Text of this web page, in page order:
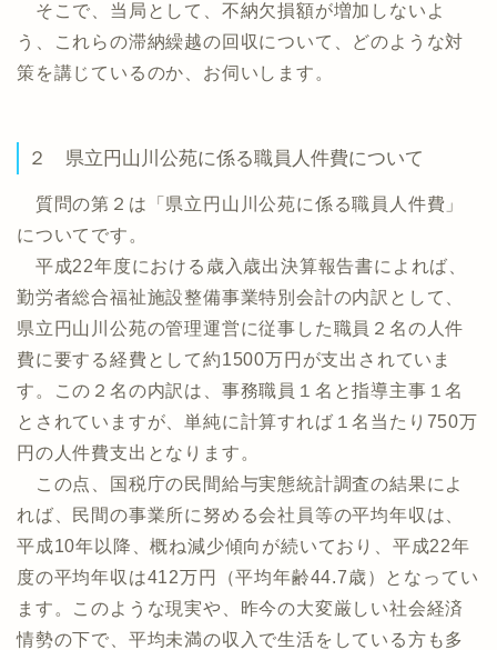
そこで、当局として、不納欠損額が増加しないよ
う、これらの滞納繰越の回収について、どのような対
策を講じているのか、お伺いします。
２ 県立円山川公苑に係る職員人件費について
質問の第２は「県立円山川公苑に係る職員人件費」
についてです。
平成22年度における歳入歳出決算報告書によれば、
勤労者総合福祉施設整備事業特別会計の内訳として、
県立円山川公苑の管理運営に従事した職員２名の人件
費に要する経費として約1500万円が支出されていま
す。この２名の内訳は、事務職員１名と指導主事１名
とされていますが、単純に計算すれば１名当たり750万
円の人件費支出となります。
この点、国税庁の民間給与実態統計調査の結果によ
れば、民間の事業所に努める会社員等の平均年収は、
平成10年以降、概ね減少傾向が続いており、平成22年
度の平均年収は412万円（平均年齢44.7歳）となってい
ます。このような現実や、昨今の大変厳しい社会経済
情勢の下で、平均未満の収入で生活をしている方も多